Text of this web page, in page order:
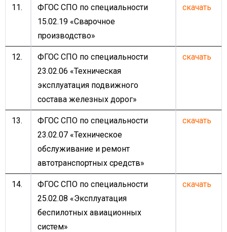
11.
ФГОС СПО по специальности
15.02.19 «Сварочное
производство»
скачать
12.
ФГОС СПО по специальности
23.02.06 «Техническая
эксплуатация подвижного
состава железных дорог»
скачать
13.
ФГОС СПО по специальности
23.02.07 «Техническое
обслуживание и ремонт
автотранспортных средств»
скачать
14.
ФГОС СПО по специальности
25.02.08 «Эксплуатация
беспилотных авиационных
систем»
скачать